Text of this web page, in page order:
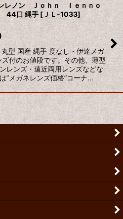
レノン Ｊｏｈｎ ｌｅｎｎｏ
44口 縄手 [ ＪＬ-1033]
型 国産 縄手 度なし・伊達メガ
ズ付のお値段です。その他、薄型
レンズ・遠近両用レンズなどな
”メガネレンズ価格”コーナ…